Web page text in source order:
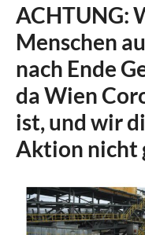
ACHTUNG:
Menschen
nach Ende
da Wien
ist, und wir
Aktion nicht